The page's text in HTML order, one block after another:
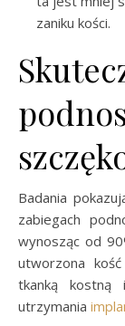
zaniku kości.
Badania
zabiegach
wynosząc od
utworzona
tkanką kostną
utrzymania